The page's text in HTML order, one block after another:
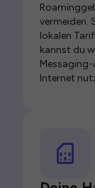
vermeiden.
lokalen
kannst du
Internet